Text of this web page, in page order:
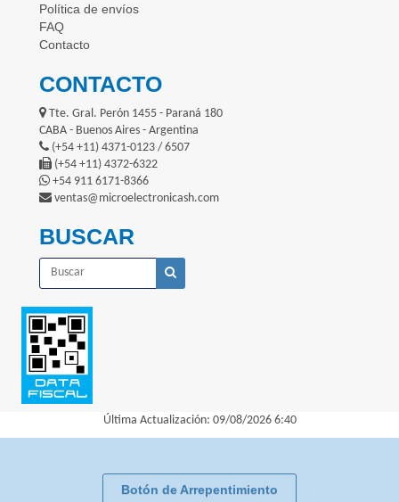
Política de envíos
FAQ
Contacto
CONTACTO
Tte. Gral. Perón 1455 - Paraná 180
CABA - Buenos Aires - Argentina
(+54 +11) 4371-0123 / 6507
(+54 +11) 4372-6322
+54 911 6171-8366
ventas@microelectronicash.com
BUSCAR
Última Actualización: 09/08/2026 6:40
Botón de Arrepentimiento